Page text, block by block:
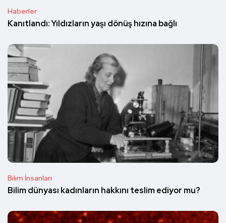
Haberler
Kanıtlandı: Yıldızların yaşı dönüş hızına bağlı
Bilim İnsanları
Bilim dünyası kadınların hakkını teslim ediyor mu?